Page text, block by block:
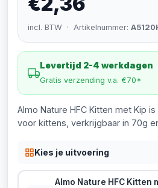
incl. BTW · Artikelnummer:
Levertijd 2-4 werkdagen
Gratis verzending v.a. €70*
Almo Nature HFC Kitten met Kip
voor kittens, verkrijgbaar in 70g
Kies je uitvoering
Almo Nature HFC Kitten